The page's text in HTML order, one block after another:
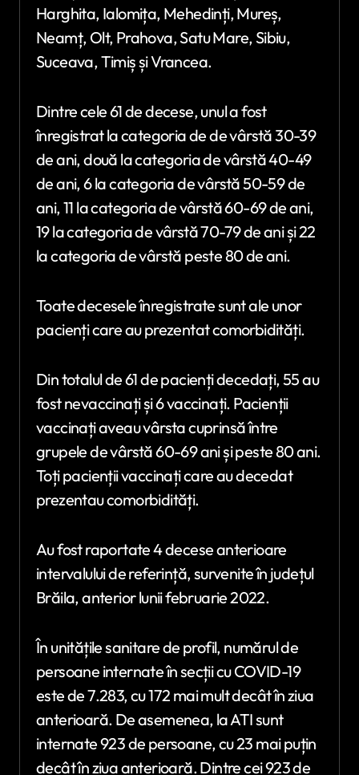
Harghita, Ialomița, Mehedinți, Mureș,
Neamț, Olt, Prahova, Satu Mare, Sibiu,
Suceava, Timiș și Vrancea.
Dintre cele 61 de decese, unul a fost
înregistrat la categoria de de vârstă 30-39
de ani, două la categoria de vârstă 40-49
de ani, 6 la categoria de vârstă 50-59 de
ani, 11 la categoria de vârstă 60-69 de ani,
19 la categoria de vârstă 70-79 de ani și 22
la categoria de vârstă peste 80 de ani.
Toate decesele înregistrate sunt ale unor
pacienți care au prezentat comorbidități.
Din totalul de 61 de pacienți decedați, 55 au
fost nevaccinați și 6 vaccinați. Pacienții
vaccinați aveau vârsta cuprinsă între
grupele de vârstă 60-69 ani și peste 80 ani.
Toți pacienții vaccinați care au decedat
prezentau comorbidități.
Au fost raportate 4 decese anterioare
intervalului de referință, survenite în județul
Brăila, anterior lunii februarie 2022.
În unitățile sanitare de profil, numărul de
persoane internate în secții cu COVID-19
este de 7.283, cu 172 mai mult decât în ziua
anterioară. De asemenea, la ATI sunt
internate 923 de persoane, cu 23 mai puțin
decât în ziua anterioară. Dintre cei 923 de